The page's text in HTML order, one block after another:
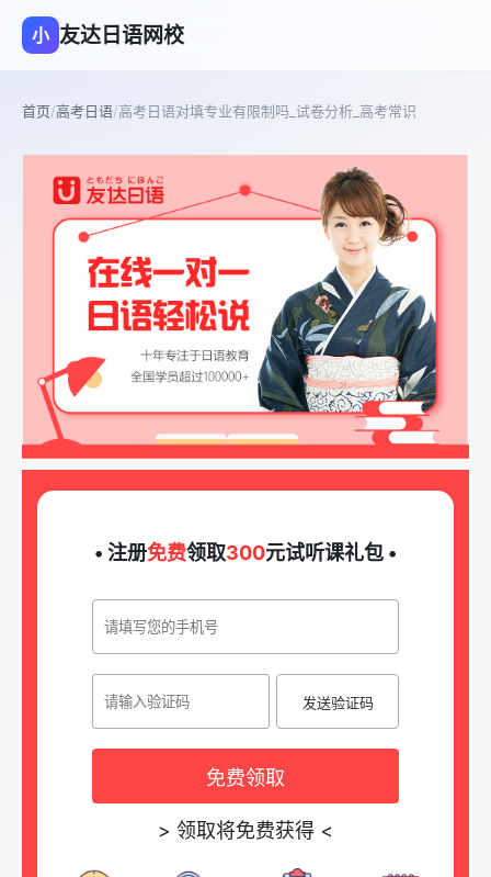
小 友达日语网校
首页/高考日语/高考日语对填专业有限制吗_试卷分析_高考常识
• 注册免费领取300元试听课礼包 •
发送验证码
免费领取
> 领取将免费获得 <